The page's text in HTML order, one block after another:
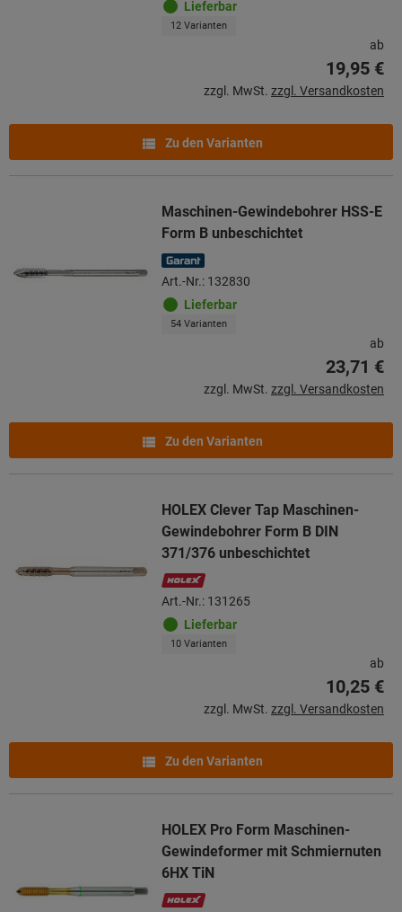
Lieferbar
12 Varianten
ab
19,95 €
zzgl. MwSt. zzgl. Versandkosten
Zu den Varianten
Maschinen-Gewindebohrer HSS-E
Form B unbeschichtet
Art.-Nr.: 132830
Lieferbar
54 Varianten
ab
23,71 €
zzgl. MwSt. zzgl. Versandkosten
Zu den Varianten
HOLEX Clever Tap Maschinen-
Gewindebohrer Form B DIN
371/376 unbeschichtet
Art.-Nr.: 131265
Lieferbar
10 Varianten
ab
10,25 €
zzgl. MwSt. zzgl. Versandkosten
Zu den Varianten
HOLEX Pro Form Maschinen-
Gewindeformer mit Schmiernuten
6HX TiN